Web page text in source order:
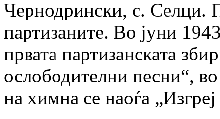
Чернодрински, с. Селци.
партизаните. Во јуни
првата партизанската
ослободителни песни“,
на химна се наоѓа